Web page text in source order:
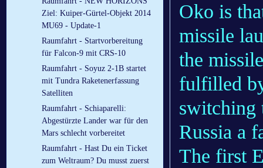
Ziel: Kuiper-Gürtel-Objekt 2014
MU69 - Update-1
Raumfahrt - Startvorbereitung
für Falcon-9 mit CRS-10
Raumfahrt - Soyuz 2-1B startet
mit Tundra Raketenerfassung
Satelliten
Raumfahrt - Schiaparelli:
Abgestürzte Lander war für den
Mars schlecht vorbereitet
Raumfahrt - Hast Du ein Ticket
zum Weltraum? Du musst zuerst
Oko is
missile
the
fulfilled
switching
Russia a
The first